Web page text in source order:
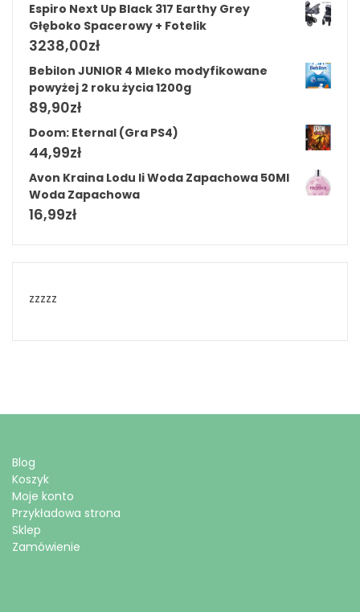
Espiro Next Up Black 317 Earthy Grey
Głęboko Spacerowy + Fotelik
3238,00zł
Bebilon JUNIOR 4 Mleko modyfikowane
powyżej 2 roku życia 1200g
89,90zł
Doom: Eternal (Gra PS4)
44,99zł
Avon Kraina Lodu Ii Woda Zapachowa 50Ml
Woda Zapachowa
16,99zł
zzzzz
Blog
Koszyk
Moje konto
Przykładowa strona
Sklep
Zamówienie